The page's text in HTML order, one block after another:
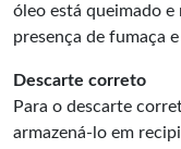
óleo está queimado e
presença de fumaça
Descarte correto
Para o descarte
armazená-lo em